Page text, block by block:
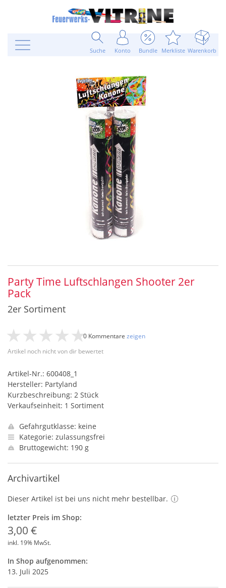
Suche Konto Bundle Merkliste Warenkorb
Party Time Luftschlangen Shooter 2er
Pack
2er Sortiment
Artikel noch nicht von dir bewertet
0 Kommentare zeigen
Artikel-Nr.: 600408_1
Hersteller: Partyland
Kurzbeschreibung: 2 Stück
Verkaufseinheit: 1 Sortiment
Gefahrgutklasse: keine
Kategorie: zulassungsfrei
Bruttogewicht: 190 g
Archivartikel
Dieser Artikel ist bei uns nicht mehr bestellbar.
letzter Preis im Shop:
3,00 €
inkl. 19% MwSt.
In Shop aufgenommen:
13. Juli 2025